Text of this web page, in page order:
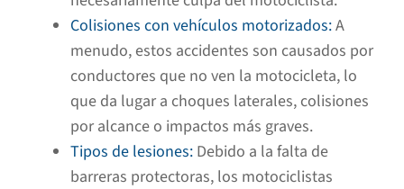
Colisiones con vehículos motorizados:A
menudo, estos accidentes son causados por
conductores que no ven la motocicleta, lo
que da lugar a choques laterales, colisiones
por alcance o impactos más graves.
Tipos de lesiones: Debido a la falta de
barreras protectoras, los motociclistas